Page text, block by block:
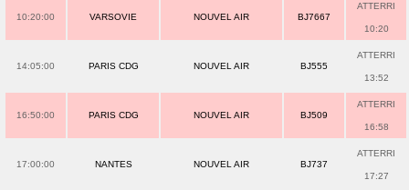
10:20:00 VARSOVIE NOUVEL AIR BJ7667
ATTERRI
10:20
14:05:00 PARIS CDG NOUVEL AIR BJ555
ATTERRI
13:52
16:50:00 PARIS CDG NOUVEL AIR BJ509
ATTERRI
16:58
17:00:00 NANTES NOUVEL AIR BJ737
ATTERRI
17:27